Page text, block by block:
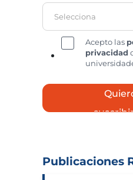
Acepto las
privacidad
Publicaciones